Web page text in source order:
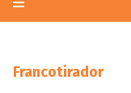
Francotirador